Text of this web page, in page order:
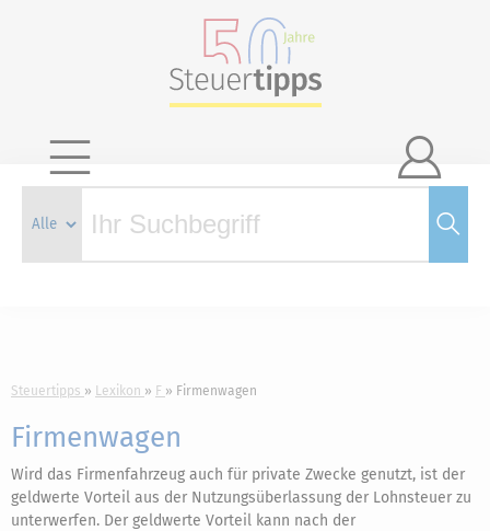

Steuertipps Lexikon F Firmenwagen
Firmenwagen
Wird das Firmenfahrzeug auch für private Zwecke genutzt, ist der
geldwerte Vorteil aus der Nutzungsüberlassung der Lohnsteuer zu
unterwerfen. Der geldwerte Vorteil kann nach der